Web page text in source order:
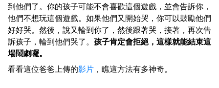
到他們了。你的孩子可能不會喜歡這個遊戲，並會告訴你，
他們不想玩這個遊戲。如果他們又開始哭，你可以鼓勵他們
好好哭。然後，說又輪到你了，然後跟著哭，接著，再次告
訴孩子，輪到他們哭了。 孩子肯定會拒絕，這樣就能結束這
場鬧劇囉。
看看這位爸爸上傳的影片 ，瞧這方法有多神奇。